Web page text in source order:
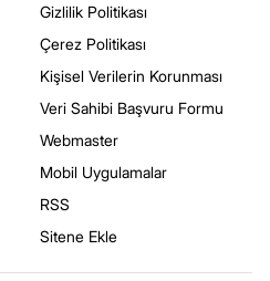
Gizlilik Politikası
Çerez Politikası
Kişisel Verilerin Korunması
Veri Sahibi Başvuru Formu
Webmaster
Mobil Uygulamalar
RSS
Sitene Ekle